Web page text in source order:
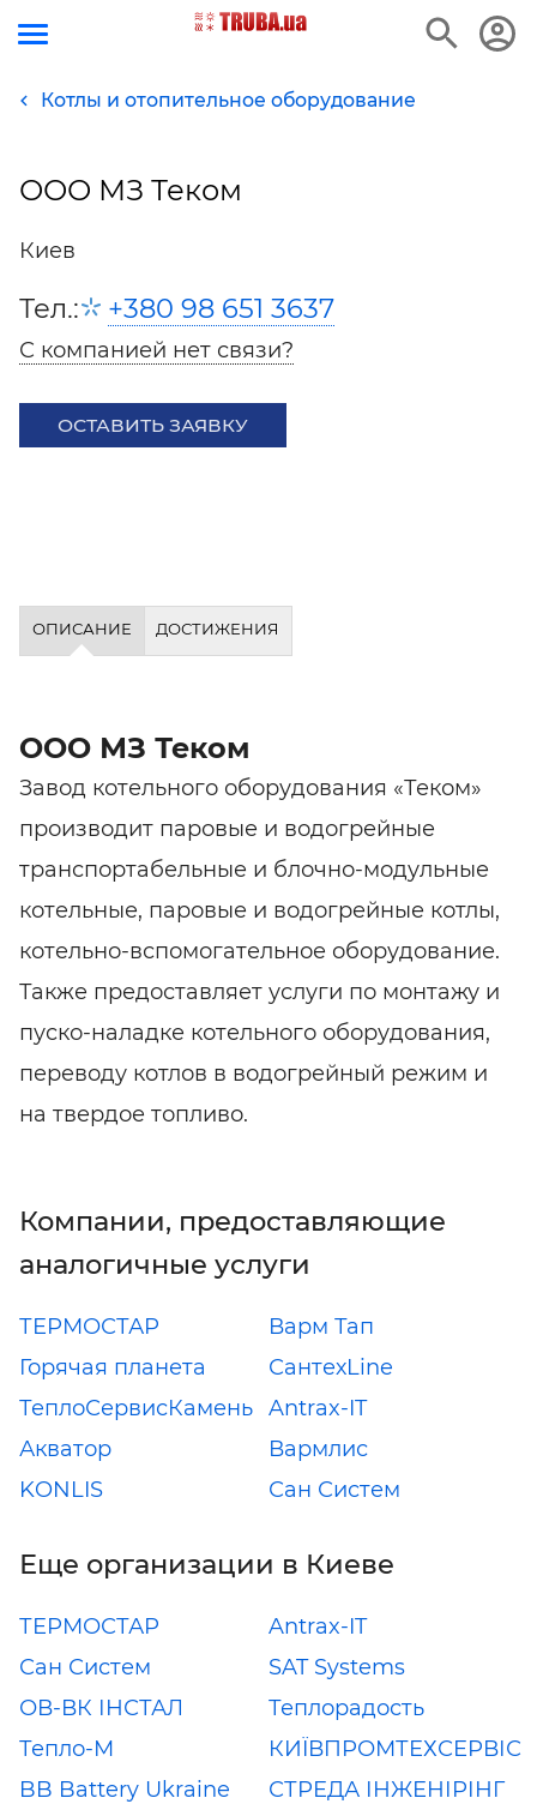
Котлы и отопительное оборудование
ООО МЗ Теком
Киев
Тел.: +380 98 651 3637
С компанией нет связи?
ОСТАВИТЬ ЗАЯВКУ
ОПИСАНИЕ ДОСТИЖЕНИЯ
ООО МЗ Теком
Завод котельного оборудования «Теком»
производит паровые и водогрейные
транспортабельные и блочно-модульные
котельные, паровые и водогрейные котлы,
котельно-вспомогательное оборудование.
Также предоставляет услуги по монтажу и
пуско-наладке котельного оборудования,
переводу котлов в водогрейный режим и
на твердое топливо.
Компании, предоставляющие
аналогичные услуги
ТЕРМОСТАР
Варм Тап
Горячая планета
СантехLine
ТеплоСервисКамень Antrax-IT
Акватор
Вармлис
KONLIS
Сан Систем
Еще организации в Киеве
ТЕРМОСТАР
Antrax-IT
Сан Систем
SAT Systems
ОВ-ВК ІНСТАЛ
Теплорадость
Тепло-М
КИЇВПРОМТЕХСЕРВІС
BB Battery Ukraine
СТРЕДА ІНЖЕНІРІНГ